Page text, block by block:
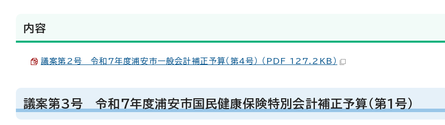
内容
議案第2号 令和7年度浦安市一般会計補正予算（第4号） （PDF 127.2KB）
議案第3号 令和7年度浦安市国民健康保険特別会計補正予算（第1号）